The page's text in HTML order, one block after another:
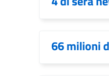
66 milioni